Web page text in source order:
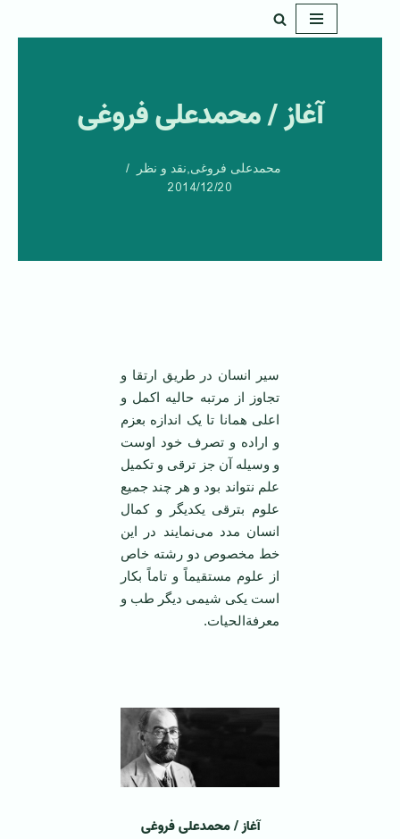
آغاز / محمدعلی فروغی
محمدعلی فروغی,نقد و نظر
2014/12/20
سیر انسان در طریق ارتقا و
تجاوز از مرتبه حالیه اکمل و
اعلی همانا تا یک اندازه بعزم
و اراده و تصرف خود اوست
و وسیله آن جز ترقی و تکمیل
علم نتواند بود و هر چند جمیع
علوم بترقی یکدیگر و کمال
انسان مدد می‌نمایند در این
خط مخصوص دو رشته خاص
از علوم مستقیماً و تاماً بکار
است یکی شیمی دیگر طب و
معرفة‌الحیات.
آغاز / محمدعلی فروغی